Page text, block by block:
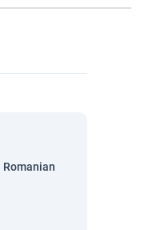
Romanian